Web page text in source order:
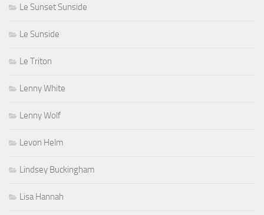
Le Sunset Sunside
Le Sunside
Le Triton
Lenny White
Lenny Wolf
Levon Helm
Lindsey Buckingham
Lisa Hannah